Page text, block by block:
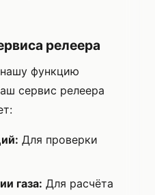
релеера
нашу функцию
сервис релеера
Для проверки
газа: Для расчёта